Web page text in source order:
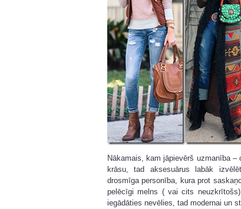
Nākamais, kam jāpievērš uzmanība
krāsu, tad aksesuārus labāk
drosmīga personība, kura prot
pelēcīgi melns ( vai cits
iegādāties nevēlies, tad modernai un